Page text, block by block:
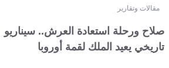
مقالات وتقارير
صلاح ورحلة استعادة العرش.. سيناريو
تاريخي يعيد الملك لقمة أوروبا